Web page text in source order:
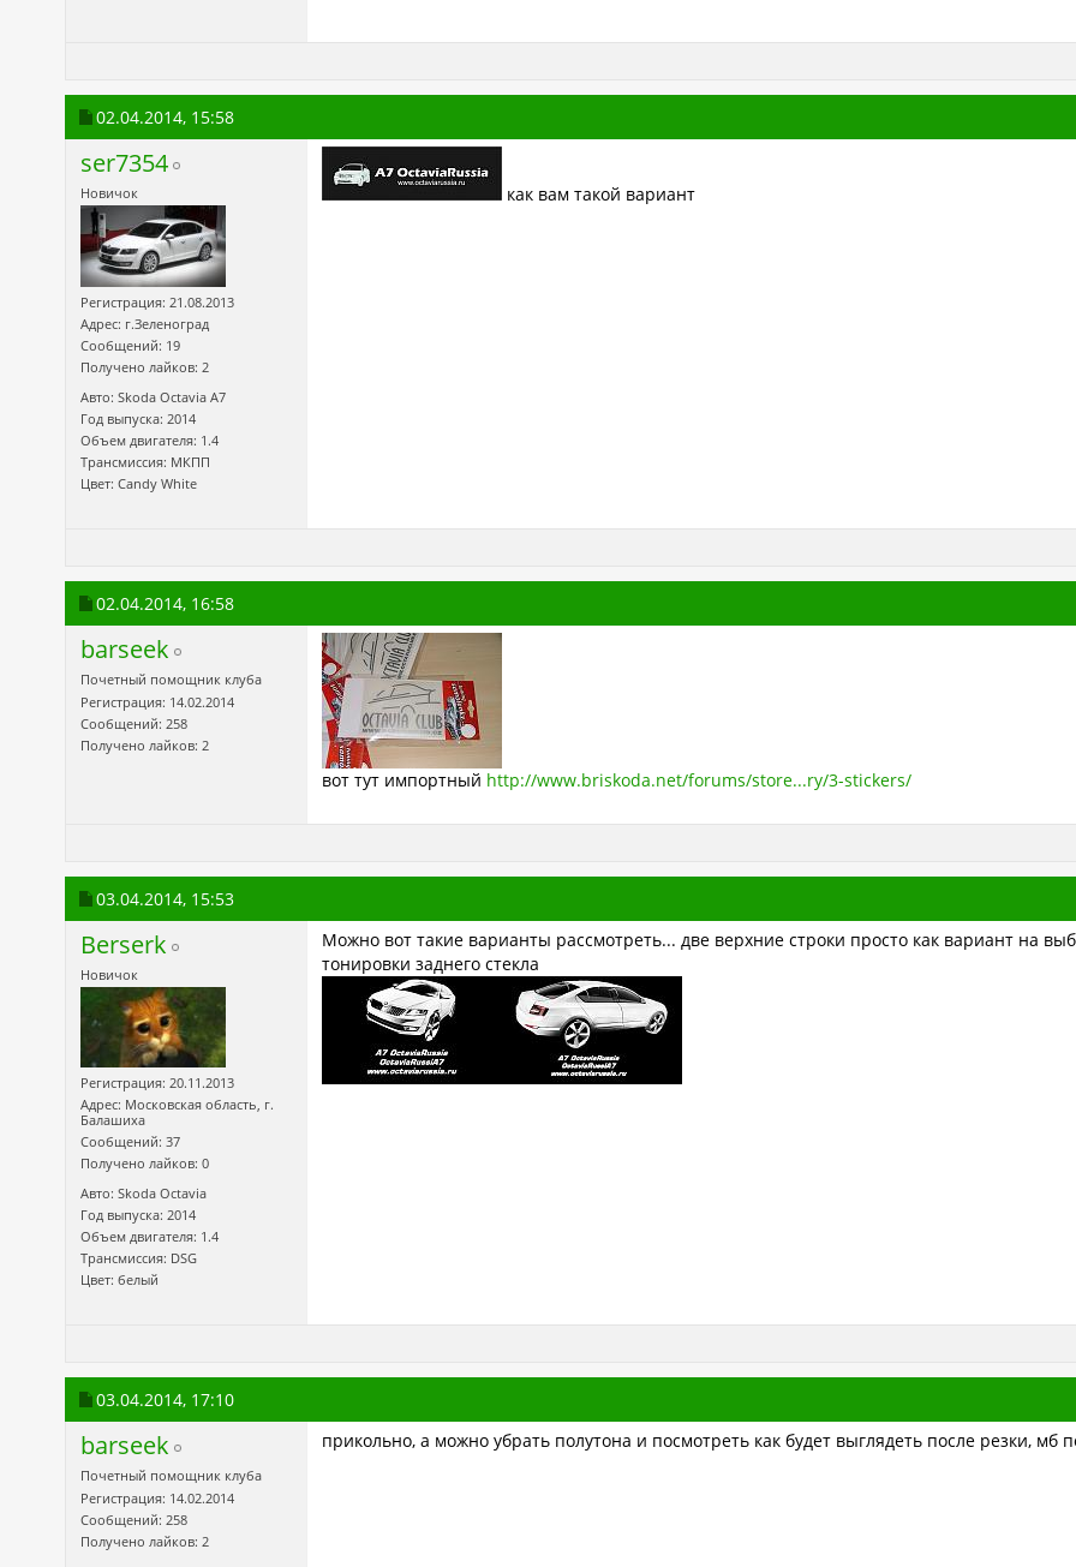
02.04.2014, 15:58
ser7354
Новичок
Регистрация: 21.08.2013
Адрес: г.Зеленоград
Сообщений: 19
Получено лайков: 2
Авто: Skoda Octavia А7
Год выпуска: 2014
Объем двигателя: 1.4
Трансмиссия: МКПП
Цвет: Candy White
как вам такой вариант
02.04.2014, 16:58
barseek
Почетный помощник клуба
Регистрация: 14.02.2014
Сообщений: 258
Получено лайков: 2
вот тут импортный http://www.briskoda.net/forums/store...ry/3-stickers/
03.04.2014, 15:53
Berserk
Новичок
Регистрация: 20.11.2013
Адрес: Московская область, г.
Балашиха
Сообщений: 37
Получено лайков: 0
Авто: Skoda Octavia
Год выпуска: 2014
Объем двигателя: 1.4
Трансмиссия: DSG
Цвет: белый
Можно вот такие варианты рассмотреть... две верхние строки просто как вариант на
тонировки заднего стекла
03.04.2014, 17:10
barseek
Почетный помощник клуба
Регистрация: 14.02.2014
Сообщений: 258
Получено лайков: 2
прикольно, а можно убрать полутона и посмотреть как будет выглядеть после резки, мб